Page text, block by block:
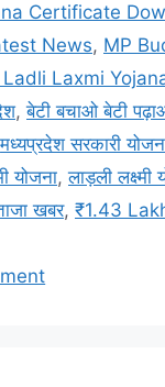
Certificate
News, MP
Ladli Laxmi
,बेटी बचाओ बेटी
मध्यप्रदेश सरकारी
योजना,लाड़ली लक्ष्मी
खबर, ₹1.43